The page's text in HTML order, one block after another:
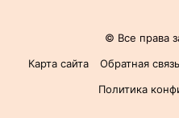
© Все права
Карта сайта
Обратная связь
Политика